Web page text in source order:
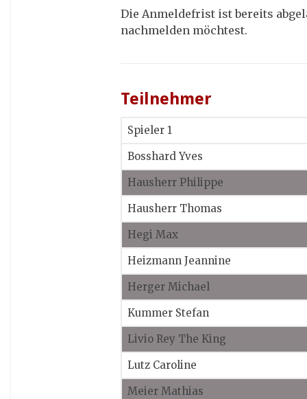
Die Anmeldefrist ist bereits
nachmelden möchtest.
Teilnehmer
Spieler 1
Bosshard Yves
Hausherr Philippe
Hausherr Thomas
Hegi Max
Heizmann Jeannine
Herger Michael
Kummer Stefan
Livio Rey The King
Lutz Caroline
Meier Mathias